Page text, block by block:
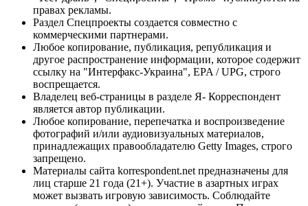
правах рекламы.
Раздел Спецпроекты создается совместно с
коммерческими партнерами.
Любое копирование, публикация, републикация и
другое распространение информации, которое содержит
ссылку на "Интерфакс-Украина", EPA / UPG, строго
воспрещается.
Владелец веб-страницы в разделе Я- Корреспондент
является автор публикации.
Любое копирование, перепечатка и воспроизведение
фотографий и/или аудиовизуальных материалов,
принадлежащих правообладателю Getty Images, строго
запрещено.
Материалы сайта korrespondent.net предназначены для
лиц старше 21 года (21+). Участие в азартных играх
может вызвать игровую зависимость. Соблюдайте